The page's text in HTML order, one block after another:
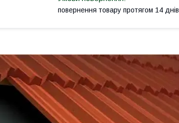
повернення товару протягом 14 днів